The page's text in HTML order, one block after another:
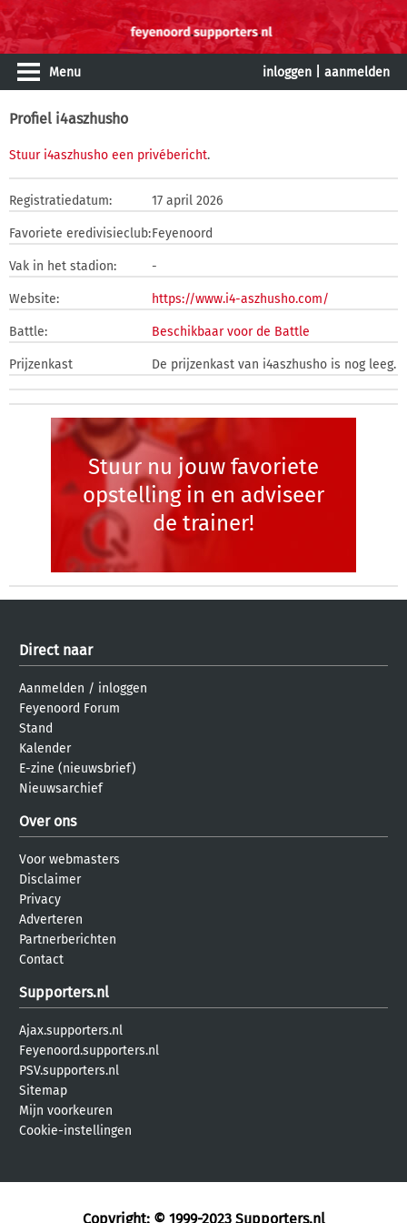
Menu inloggen aanmelden
Profiel i4aszhusho
Stuur i4aszhusho een privébericht.
Registratiedatum: 17 april 2026
Favoriete eredivisieclub:Feyenoord
Vak in het stadion: -
Website: https://www.i4-aszhusho.com/
Battle: Beschikbaar voor de Battle
Prijzenkast De prijzenkast van i4aszhusho is nog leeg.
Stuur nu jouw favoriete
opstelling in en adviseer
de trainer!
Direct naar
Aanmelden / inloggen
Feyenoord Forum
Stand
Kalender
E-zine (nieuwsbrief)
Nieuwsarchief
Over ons
Voor webmasters
Disclaimer
Privacy
Adverteren
Partnerberichten
Contact
Supporters.nl
Ajax.supporters.nl
Feyenoord.supporters.nl
PSV.supporters.nl
Sitemap
Mijn voorkeuren
Cookie-instellingen
Copyright: © 1999-2023 Supporters.nl